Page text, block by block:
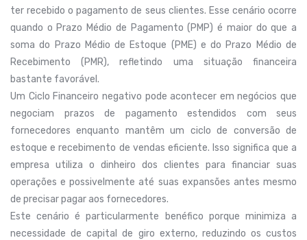
ter recebido o pagamento de seus clientes. Esse cenário ocorre
quando o Prazo Médio de Pagamento (PMP) é maior do que a
soma do Prazo Médio de Estoque (PME) e do Prazo Médio de
Recebimento (PMR), refletindo uma situação financeira
bastante favorável.
Um Ciclo Financeiro negativo pode acontecer em negócios que
negociam prazos de pagamento estendidos com seus
fornecedores enquanto mantêm um ciclo de conversão de
estoque e recebimento de vendas eficiente. Isso significa que a
empresa utiliza o dinheiro dos clientes para financiar suas
operações e possivelmente até suas expansões antes mesmo
de precisar pagar aos fornecedores.
Este cenário é particularmente benéfico porque minimiza a
necessidade de capital de giro externo, reduzindo os custos